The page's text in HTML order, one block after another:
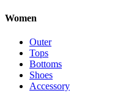
Women
Outer
Tops
Bottoms
Shoes
Accessory